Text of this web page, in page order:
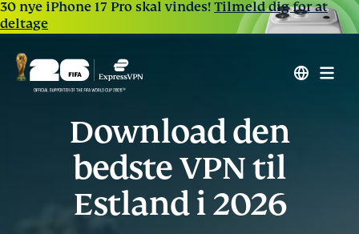
30 nye iPhone 17 Pro skal vindes!Tilmeld dig for at
deltage
Download den
bedste VPN til
Estland i 2026